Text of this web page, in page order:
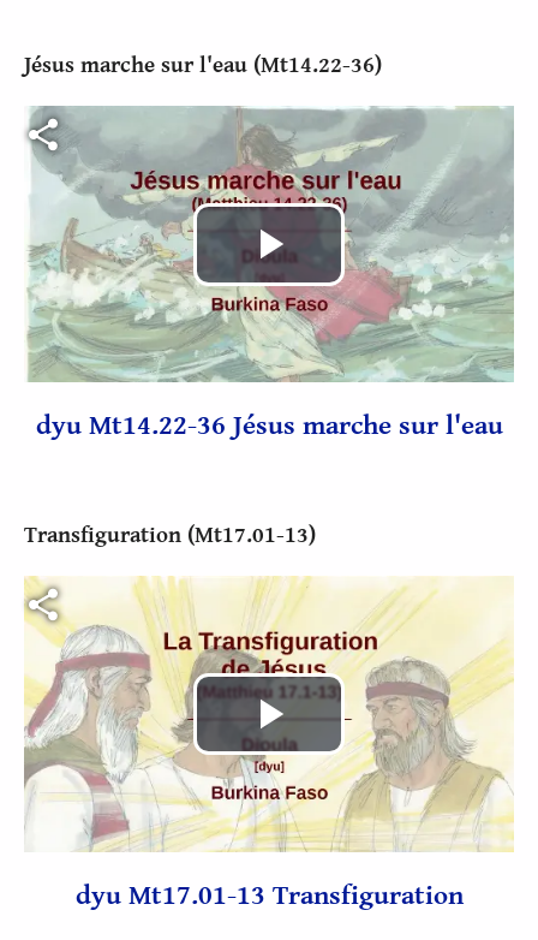
Jésus marche sur l'eau (Mt14.22-36)
Fichier vidéo
Lire
la
vidéo
dyu Mt14.22-36 Jésus marche sur l'eau
Transfiguration (Mt17.01-13)
Fichier vidéo
Lire
la
vidéo
dyu Mt17.01-13 Transfiguration